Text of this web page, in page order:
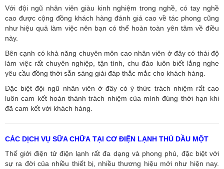
Với đội ngũ nhân viên giàu kinh nghiệm trong nghề, có tay nghề
cao được cộng đồng khách hàng đánh giá cao về tác phong cũng
như hiệu quả làm việc nên bạn có thể hoàn toàn yên tâm về điều
này.
Bên cạnh có khả năng chuyên môn cao nhân viên ở đây có thái độ
làm việc rất chuyên nghiệp, tận tình, chu đáo luôn biết lắng nghe
yêu cầu đồng thời sẵn sàng giải đáp thắc mắc cho khách hàng.
Đặc biệt đội ngũ nhân viên ở đây có ý thức trách nhiệm rất cao
luôn cam kết hoàn thành trách nhiệm của mình đúng thời hạn khi
đã cam kết với khách hàng.
CÁC DỊCH VỤ SỮA CHỮA TẠI CƠ ĐIỆN LẠNH THỦ DẦU MỘT
Thế giới điện tử điện lạnh rất đa dạng và phong phú, đặc biệt với
sự ra đời của nhiều thiết bị, nhiều thương hiệu mới như hiện nay.